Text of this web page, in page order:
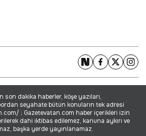
son dakika haberler, köşe yazıları,
seyahate bütün konuların tek adresi
; Gazetevatan.com haber içerikleri izin
dahi iktibas edilemez, kanuna aykırı ve
başka yerde yayınlanamaz.